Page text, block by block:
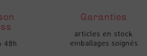
48h
Garanties
articles en stock
emballages soignés